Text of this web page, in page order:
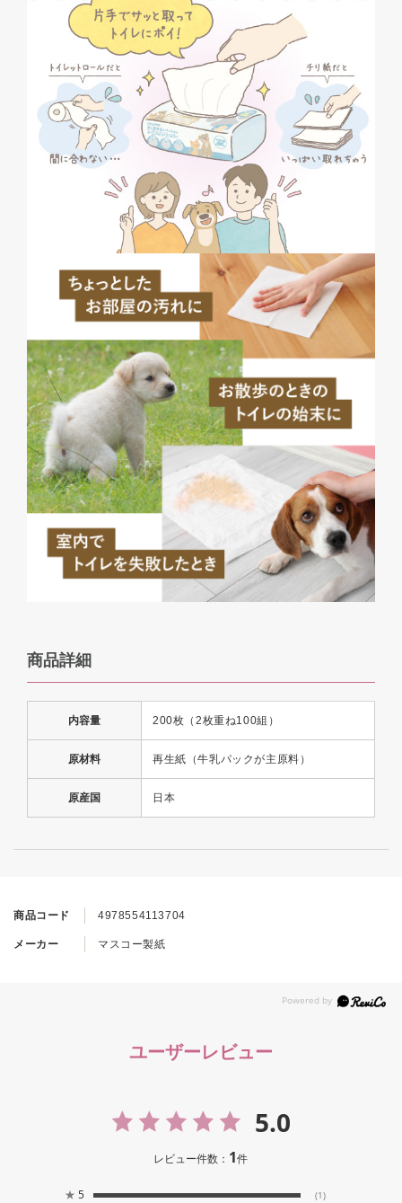
商品コード 4978554113704
メーカー マスコー製紙
商品詳細
内容量 200枚（2枚重ね100組）
原材料 再生紙（牛乳パックが主原料）
原産国 日本
ユーザーレビュー
5.0
レビュー件数： 1件
★ 5 (1)